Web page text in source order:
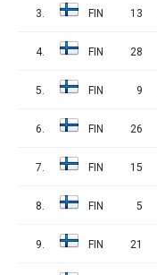
3. FIN 13
4. FIN 28
5. FIN 9
6. FIN 26
7. FIN 15
8. FIN 5
9. FIN 21